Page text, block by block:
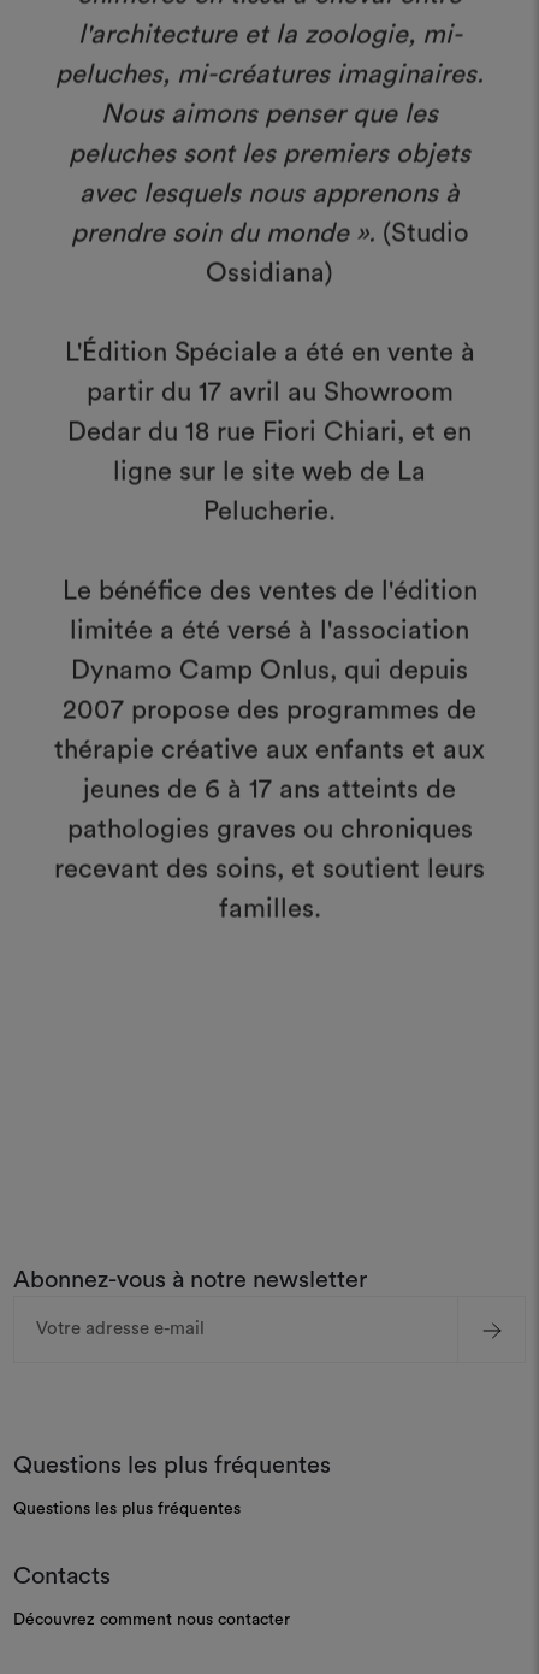
l'architecture et la zoologie, mi-
peluches, mi-créatures imaginaires.
Nous aimons penser que les
peluches sont les premiers objets
avec lesquels nous apprenons à
prendre soin du monde ». (Studio
Ossidiana)
L'Édition Spéciale a été en vente à
partir du 17 avril au Showroom
Dedar du 18 rue Fiori Chiari, et en
ligne sur le site web de La
Pelucherie.
Le bénéfice des ventes de l'édition
limitée a été versé à l'association
Dynamo Camp Onlus, qui depuis
2007 propose des programmes de
thérapie créative aux enfants et aux
jeunes de 6 à 17 ans atteints de
pathologies graves ou chroniques
recevant des soins, et soutient leurs
familles.
Abonnez-vous à notre newsletter
Questions les plus fréquentes
Questions les plus fréquentes
Contacts
Découvrez comment nous contacter